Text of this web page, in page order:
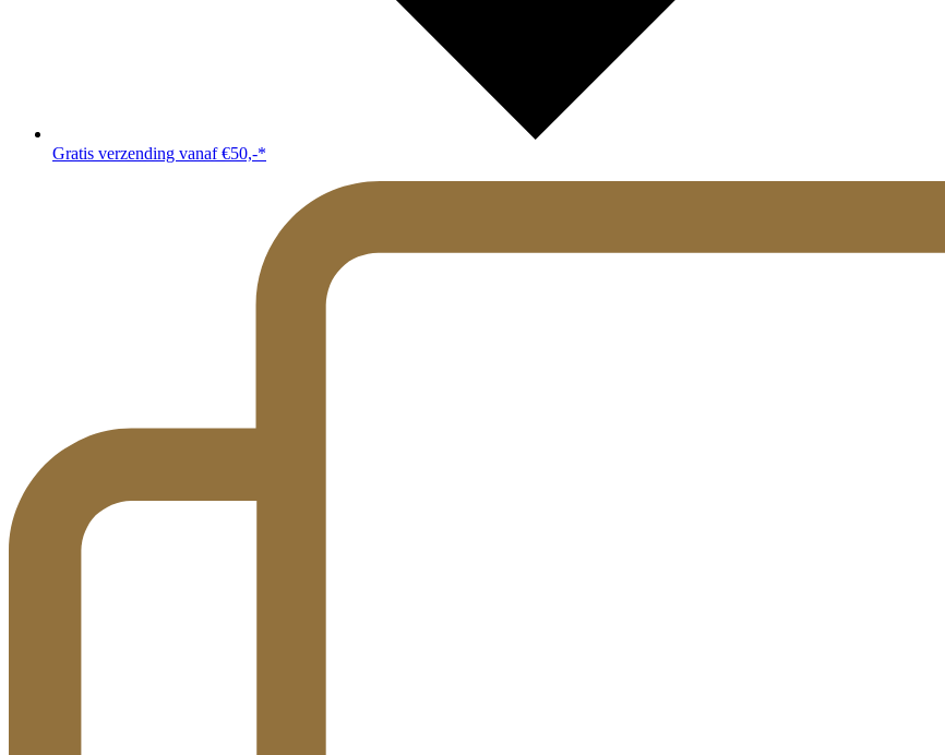
Gratis verzending vanaf €50,-*